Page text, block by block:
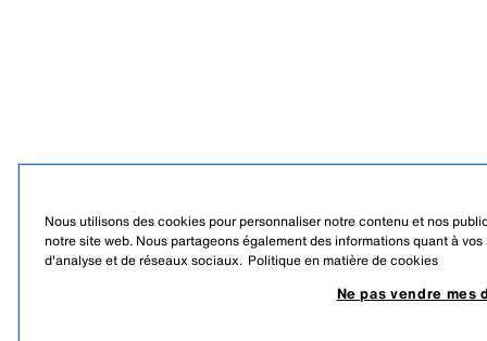
Nous utilisons des cookies pour personnaliser notre contenu et nos
notre site web. Nous partageons également des informations quant à
d'analyse et de réseaux sociaux. Politique en matière de cookies
Ne pas vendre mes